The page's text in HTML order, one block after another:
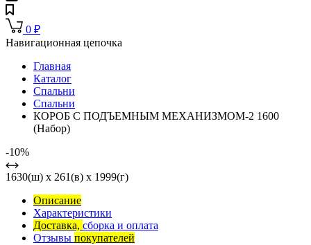
0 ₽
Навигационная цепочка
Главная
Каталог
Спальни
Спальни
КОРОБ С ПОДЪЕМНЫМ МЕХАНИЗМОМ-2 1600
(Набор)
-10%
1630(ш) x 261(в) x 1999(г)
Описание
Характеристики
Доставка, сборка и оплата
Отзывы покупателей